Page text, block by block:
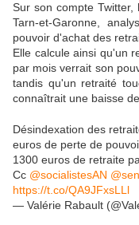
Sur son compte Twitter,
Tarn-et-Garonne,
pouvoir d'achat des
Elle calcule ainsi qu'un
par mois verrait son
tandis qu'un retraité
connaîtrait une baisse
Désindexation des
euros de perte de
1300 euros de retraite
Cc @socialistesAN
https://t.co/QA9JFxsLLl
— Valérie Rabault